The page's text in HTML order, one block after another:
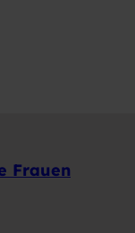
Frauen